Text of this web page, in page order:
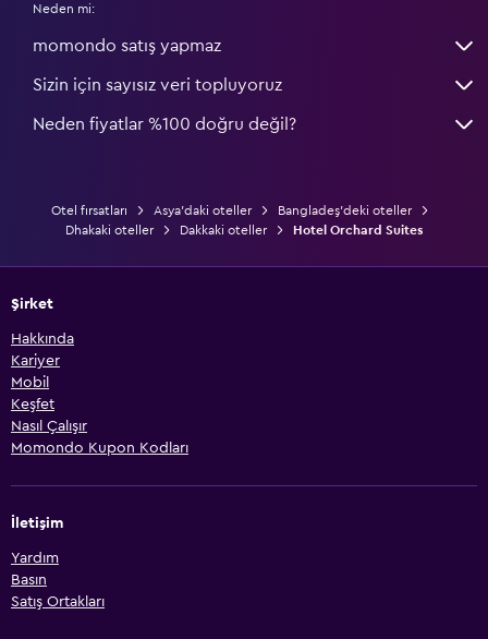
Neden mi:
momondo satış yapmaz
Sizin için sayısız veri topluyoruz
Neden fiyatlar %100 doğru değil?
Otel fırsatları Asya'daki oteller
Bangladeş'deki oteller
Dhakaki oteller
Dakkaki oteller Hotel Orchard Suites
Şirket
Hakkında
Kariyer
Mobil
Keşfet
Nasıl Çalışır
Momondo Kupon Kodları
İletişim
Yardım
Basın
Satış Ortakları